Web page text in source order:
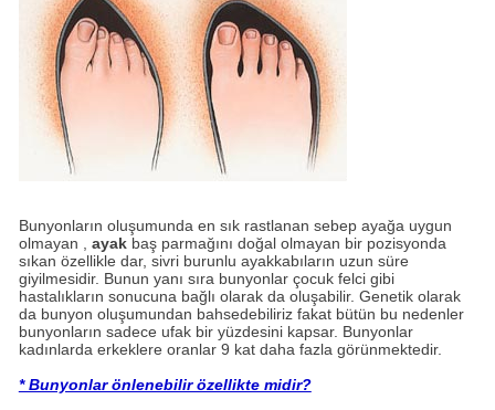
Bunyonların oluşumunda en sık rastlanan sebep ayağa uygun
olmayan , ayak baş parmağını doğal olmayan bir pozisyonda
sıkan özellikle dar, sivri burunlu ayakkabıların uzun süre
giyilmesidir. Bunun yanı sıra bunyonlar çocuk felci gibi
hastalıkların sonucuna bağlı olarak da oluşabilir. Genetik olarak
da bunyon oluşumundan bahsedebiliriz fakat bütün bu nedenler
bunyonların sadece ufak bir yüzdesini kapsar. Bunyonlar
kadınlarda erkeklere oranlar 9 kat daha fazla görünmektedir.
* Bunyonlar önlenebilir özellikte midir?